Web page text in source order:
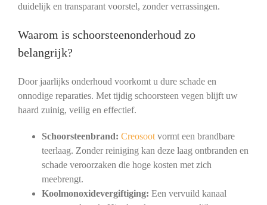
duidelijk en transparant voorstel, zonder verrassingen.
Waarom is schoorsteenonderhoud zo
belangrijk?
Door jaarlijks onderhoud voorkomt u dure schade en
onnodige reparaties. Met tijdig schoorsteen vegen blijft uw
haard zuinig, veilig en effectief.
Schoorsteenbrand: Creosootvormt een brandbare
teerlaag. Zonder reiniging kan deze laag ontbranden en
schade veroorzaken die hoge kosten met zich
meebrengt.
Koolmonoxidevergiftiging: Een vervuild kanaal